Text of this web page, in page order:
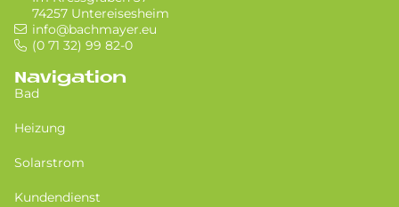
74257 Untereisesheim
info@bachmayer.eu
(0 71 32) 99 82-0
Navigation
Bad
Heizung
Solarstrom
Kundendienst